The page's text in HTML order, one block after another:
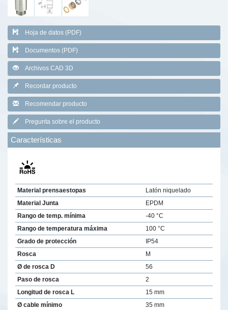
Hoja de datos (PDF)
Documentos (PDF)
Archivos CAD 3D
Recordar producto
Recomendar producto
Pregunta sobre el producto
Características
Material prensaestopas
Latón niquelado
Material Junta
EPDM
Rango de temp. mínima
-40 °C
Rango de temperatura máxima
100 °C
Grado de protección
IP54
Rosca
M
Ø de rosca D
56
Paso de rosca
2
Longitud de rosca L
15 mm
Ø cable mínimo
35 mm